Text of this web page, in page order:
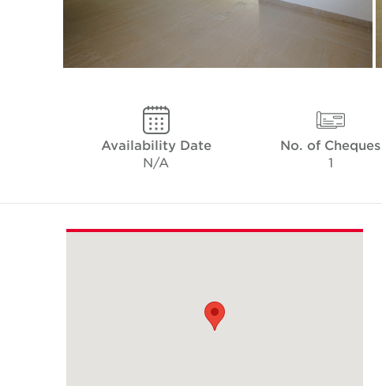
No. of Cheques
1
Availability Date
N/A